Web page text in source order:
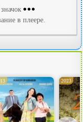
в плеере.
2023